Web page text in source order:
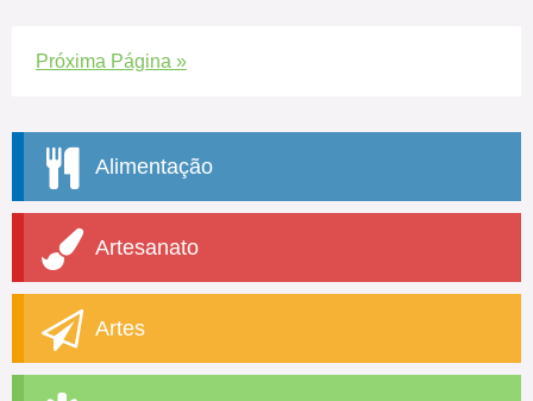
Próxima Página »
Alimentação
Artesanato
Artes